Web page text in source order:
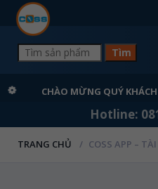
CHÀO MỪNG QUÝ
Hotline:
TRANG CHỦ COSS APP –